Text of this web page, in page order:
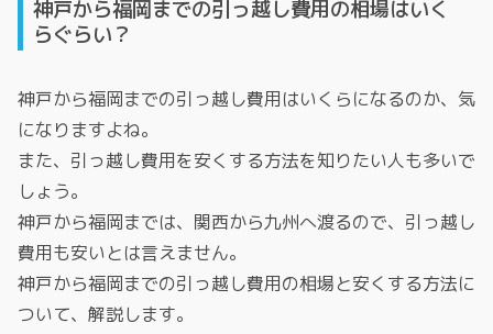
神戸から福岡までの引っ越し費用の相場はいく
らぐらい？
神戸から福岡までの引っ越し費用はいくらになるのか、気
になりますよね。
また、引っ越し費用を安くする方法を知りたい人も多いで
しょう。
神戸から福岡までは、関西から九州へ渡るので、引っ越し
費用も安いとは言えません。
神戸から福岡までの引っ越し費用の相場と安くする方法に
ついて、解説します。